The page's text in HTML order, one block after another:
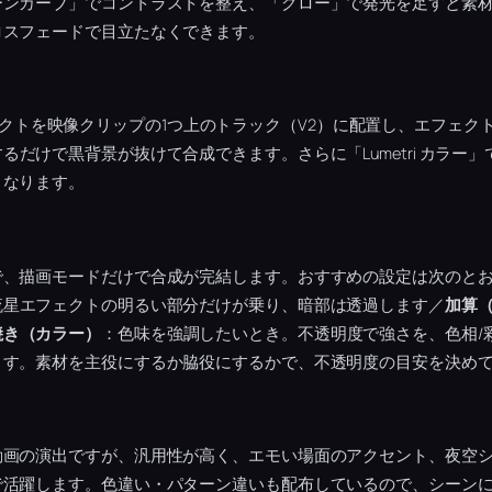
フェードで目立たなくできます。
トを映像クリップの1つ上のトラック（V2）に配置し、エフェク
だけで黒背景が抜けて合成できます。さらに「Lumetri カラー
ります。
描画モードだけで合成が完結します。おすすめの設定は次のと
エフェクトの明るい部分だけが乗り、暗部は透過します／加算
（カラー）
：色味を強調したいとき。不透明度で強さを、色相
。素材を主役にするか脇役にするかで、不透明度の目安を決め
の演出ですが、汎用性が高く、エモい場面のアクセント、夜空
躍します。色違い・パターン違いも配布しているので、シーン